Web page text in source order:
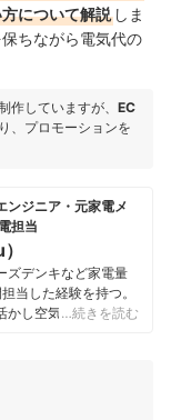
について解説 しま
ちながら電気代の
作していますが、 EC
、プロモーションを
ンジニア・元家電メ
担当
ズデンキなど家電量
当した経験を持つ。
かし空気清浄機・除
…続きを読む